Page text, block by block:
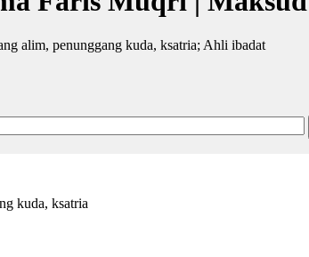
alim, penunggang kuda, ksatria; Ahli ibadat
kuda, ksatria